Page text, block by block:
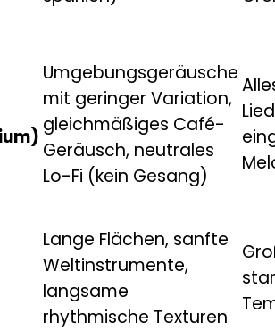
Umgebungsgeräusche
mit geringer Variation,
gleichmäßiges Café-
Geräusch, neutrales
Lo-Fi (kein Gesang)
Lange Flächen, sanfte
Weltinstrumente,
langsame
rhythmische Texturen